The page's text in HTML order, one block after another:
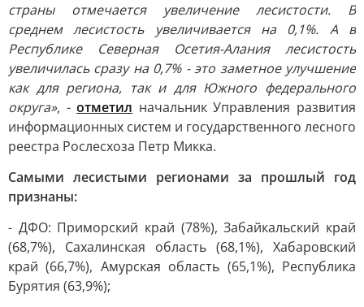
страны отмечается увеличение лесистости. В
среднем лесистость увеличивается на 0,1%. А в
Республике Северная Осетия-Алания лесистость
увеличилась сразу на 0,7% - это заметное улучшение
как для региона, так и для Южного федерального
округа», -отметил начальник Управления развития
информационных систем и государственного лесного
реестра Рослесхоза Петр Микка.
Самыми лесистыми регионами за прошлый год
признаны:
- ДФО: Приморский край (78%), Забайкальский край
(68,7%), Сахалинская область (68,1%), Хабаровский
край (66,7%), Амурская область (65,1%), Республика
Бурятия (63,9%);